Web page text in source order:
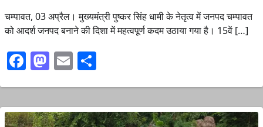
चम्पावत, 03 अप्रैल। मुख्यमंत्री पुष्कर सिंह धामी के नेतृत्व में जनपद चम्पावत
को आदर्श जनपद बनाने की दिशा में महत्वपूर्ण कदम उठाया गया है। 15वें […]
Facebook
Mastodon
Email